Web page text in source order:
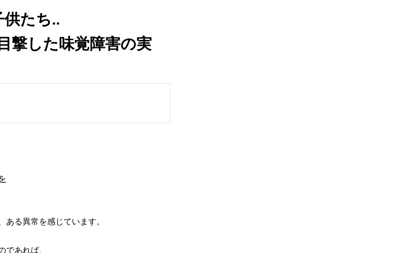
たち..
撃した味覚障害の実
る異常を感じています。
あれば、